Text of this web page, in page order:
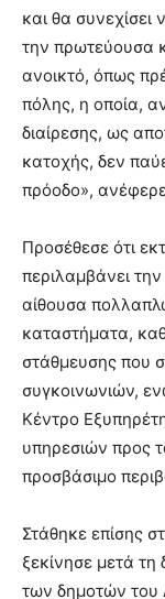
και θα συνεχίσει
την πρωτεύουσα
ανοικτό, όπως
πόλης, η οποία,
διαίρεσης, ως
κατοχής, δεν
πρόοδο»,
Προσέθεσε ότι
περιλαμβάνει
αίθουσα
καταστήματα,
στάθμευσης που
συγκοινωνιών,
Κέντρο
υπηρεσιών προς
προσβάσιμο
Στάθηκε επίσης
ξεκίνησε μετά
των δημοτών του